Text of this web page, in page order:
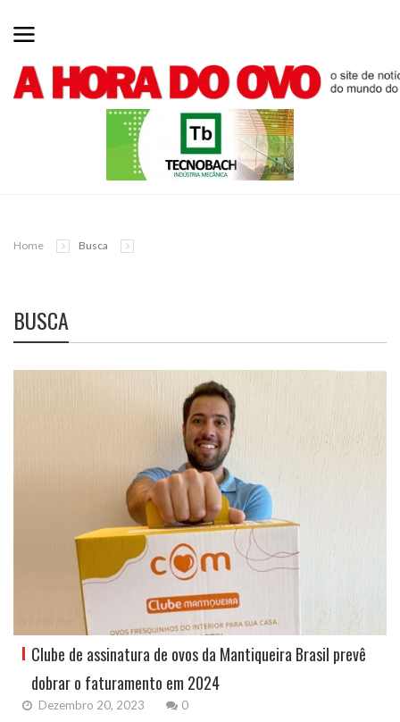
Home Busca
BUSCA
Clube de assinatura de ovos da Mantiqueira Brasil prevê
dobrar o faturamento em 2024
Dezembro 20, 2023 0